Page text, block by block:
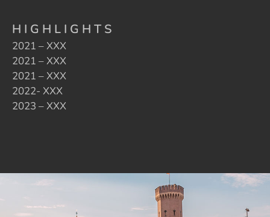
HIGHLIGHTS
2021 – XXX
2021 – XXX
2021 – XXX
2022- XXX
2023 – XXX